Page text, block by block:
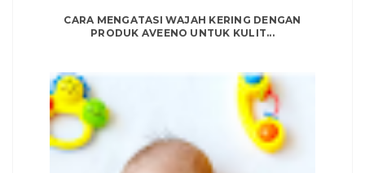
CARA MENGATASI WAJAH KERING DENGAN
PRODUK AVEENO UNTUK KULIT...